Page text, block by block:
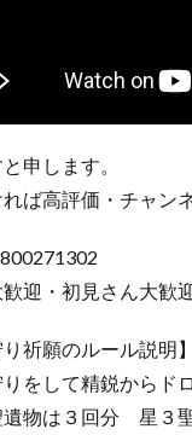
申します。
れば高評価・チャン
迎・初見さん大歓
り祈願のルール説明】
りをして精鋭からド
遺物は３回分 星３